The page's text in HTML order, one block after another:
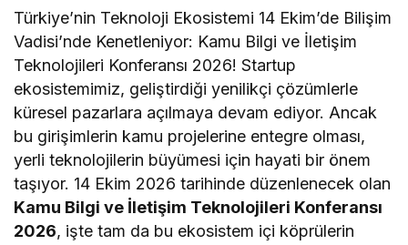
Türkiye’nin Teknoloji Ekosistemi 14 Ekim’de Bilişim
Vadisi’nde Kenetleniyor: Kamu Bilgi ve İletişim
Teknolojileri Konferansı 2026! Startup
ekosistemimiz, geliştirdiği yenilikçi çözümlerle
küresel pazarlara açılmaya devam ediyor. Ancak
bu girişimlerin kamu projelerine entegre olması,
yerli teknolojilerin büyümesi için hayati bir önem
taşıyor. 14 Ekim 2026 tarihinde düzenlenecek olan
Kamu Bilgi ve İletişim Teknolojileri Konferansı
2026, işte tam da bu ekosistem içi köprülerin